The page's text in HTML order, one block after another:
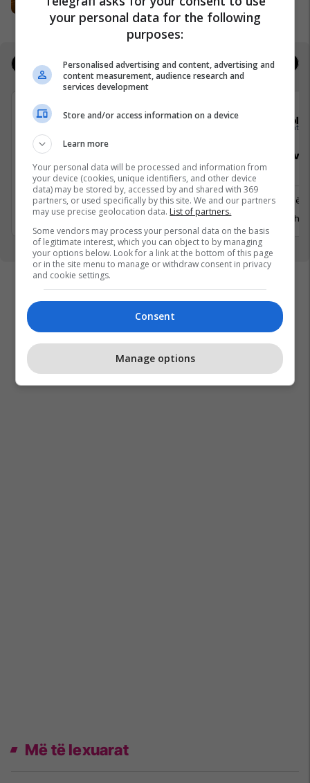
Expo Prishtina
Jobs Real Estate
Elkos Group
Specialist Mishi (Kasap)
Ferizaj
3 Gusht 2026
Sales
Manager
Prishtinë
29 Gusht
Më të lexuarat
your personal data for the following
purposes:
Personalised advertising and content, advertising and
content measurement, audience research and
services development
Store and/or access information on a device
Learn more
Your personal data will be processed and information from
your device (cookies, unique identifiers, and other device
data) may be stored by, accessed by and shared with 369
partners, or used specifically by this site. We and our partners
may use precise geolocation data. List of partners.
Some vendors may process your personal data on the basis
of legitimate interest, which you can object to by managing
your options below. Look for a link at the bottom of this page
or in the site menu to manage or withdraw consent in privacy
and cookie settings.
Consent
Manage options